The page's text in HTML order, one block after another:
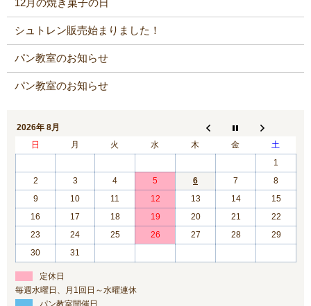
12月の焼き菓子の日
シュトレン販売始まりました！
パン教室のお知らせ
パン教室のお知らせ
2026年 8月
日
月 火 水 木 金
土
1
2
3 4 5 6 7
8
9
10 11 12 13 14
15
16
17 18 19 20 21
22
23
24 25 26 27 28
29
30
31
定休日
毎週水曜日、月1回日～水曜連休
パン教室開催日